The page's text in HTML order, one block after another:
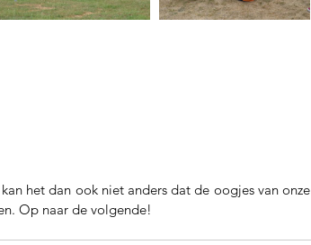
het dan ook niet anders dat de oogjes van onze
Op naar de volgende!